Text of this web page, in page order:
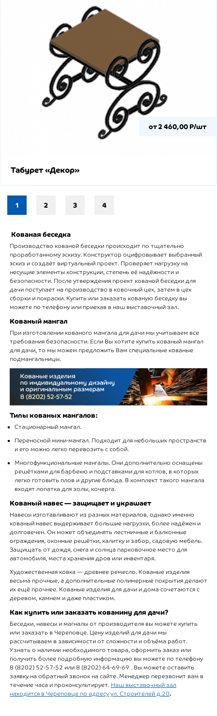
от 2 460,00 Р/шт
Табурет «Декор»
1 2 3 4
Кованая беседка
Производство кованой беседки происходит по тщательно
проработанному эскизу. Конструктор оцифровывает выбранный
эскиз и создаёт виртуальный проект. Проверяет нагрузку на
несущие элементы конструкции, степень её надёжности и
безопасности. После утверждения проект кованой беседки для
дачи поступает на производство в ковочный цех, затем в цех
сборки и покраски. Купить или заказать кованую беседку вы
можете по телефону или приехав в наш выставочный зал.
Кованый мангал
При изготовлении кованого мангала для дачи мы учитываем все
требования безопасности. Если Вы хотите купить кованый мангал
для дачи, то мы можем предложить Вам специальные кованые
подмангальницы.
Типы кованых мангалов:
Стационарный мангал.
Переносной мини-мангал. Подходит для небольших пространств
и его можно легко перевозить с собой.
Многофункциональные мангалы. Они дополнительно оснащены
решётками для барбекю и подставками для котлов, в которых
легко готовить плов и другие блюда. В комплект такого мангала
входят лопатка для золы, кочерга.
Кованый навес — защищает и украшает
Навесы изготавливают из разных материалов, однако именно
кованый навес выдерживает большие нагрузки, более надёжен и
долговечен. Он может объединять лестничные и балконные
ограждения, оконные решётки, калитку и забор, садовую мебель.
Защищать от дождя, снега и солнца парковочное место для
автомобиля, места хранения дров или инвентаря.
Художественная ковка — древнее ремесло. Кованые изделия
весьма прочные, а дополнительные полимерные покрытия делают
их ещё прочнее. Кованые изделия для дачи и дома сочетаются с
деревом, камнем и даже пластиком.
Как купить или заказать кованину для дачи?
Беседки, навесы и магналы от производителя вы можете купить
или заказать в Череповце. Цену изделий для дачи мы
рассчитываем в зависимости от сложности и объёма работ.
Узнать о наличии необходимого товара, оформить заказ или
получить более подробную информацию вы можете по телефону
8 (8202) 52-57-52 или 8 (8202) 64-69-69 . Вы можете оставить
заявку на обратный звонок на сайте. Менеджер перезвонит вам в
течение часа и проконсультирует. Наш выставочный зал
находится в Череповце по адресу ул. Строителей д.20.